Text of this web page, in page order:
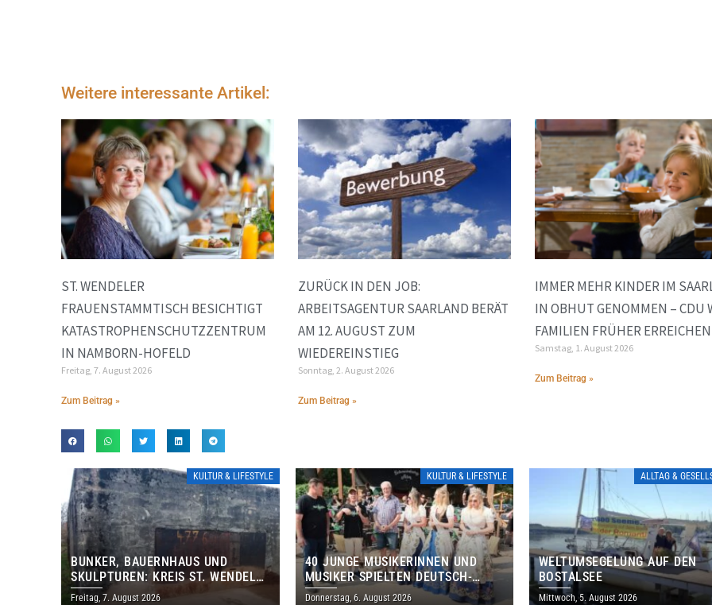
Weitere interessante Artikel:
ST. WENDELER
FRAUENSTAMMTISCH BESICHTIGT
KATASTROPHENSCHUTZZENTRUM
IN NAMBORN-HOFELD
Freitag, 7. August 2026
Zum Beitrag »
ZURÜCK IN DEN JOB:
ARBEITSAGENTUR SAARLAND BERÄT
AM 12. AUGUST ZUM
WIEDEREINSTIEG
Sonntag, 2. August 2026
Zum Beitrag »
IMMER MEHR KINDER IM
IN OBHUT GENOMMEN – CDU
FAMILIEN FRÜHER ERREICHEN
Samstag, 1. August 2026
Zum Beitrag »
KULTUR & LIFESTYLE
BUNKER, BAUERNHAUS UND
SKULPTUREN: KREIS ST. WENDEL
LÄDT ZUM TAG DES OFFENEN
Freitag, 7. August 2026
KULTUR & LIFESTYLE
40 JUNGE MUSIKERINNEN UND
MUSIKER SPIELTEN DEUTSCH-
BRASILIANISCHES PROGRAMM IN
Donnerstag, 6. August 2026
ALLTAG &
WELTUMSEGELUNG AUF DEN
BOSTALSEE
Mittwoch, 5. August 2026